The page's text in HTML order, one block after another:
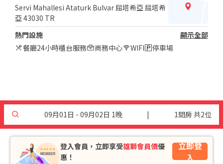
Servi Mahallesi Ataturk Bulvar 屈塔希亞 屈塔希
亞 43030 TR
熱門設施
顯示全部
餐廳24小時櫃台服務 商務中心 WIFI 停車場
09月01日 - 09月02日 1晚 | 1間房 共2位
登入會員，立即享受雄獅會員價優
惠！
立即登
入